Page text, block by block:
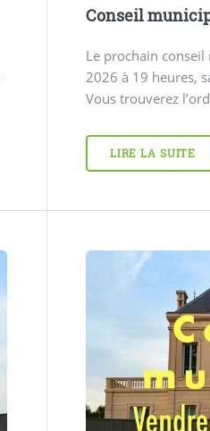
Conseil
Le prochain
2026 à 19 heures,
Vous trouverez
LIRE LA SUITE